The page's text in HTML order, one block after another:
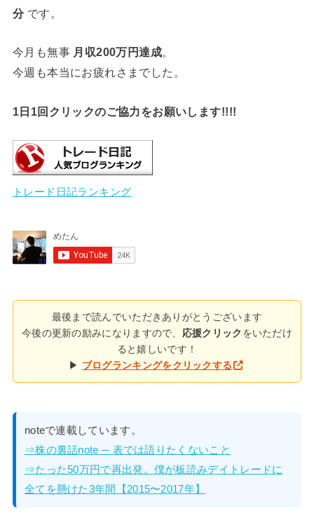
分です。
今月も無事 月収200万円達成。
今週も本当にお疲れさまでした。
1日1回クリックのご協力をお願いします!!!!
トレード日記ランキング
最後まで読んでいただきありがとうございます
今後の更新の励みになりますので、 応援クリック をいただけ
ると嬉しいです！
▶ ブログランキングをクリックする
noteで連載しています。
⇒株の裏話note ─ 表では語りたくないこと
⇒たった50万円で再出発。僕が板読みデイトレードに
全てを懸けた3年間【2015〜2017年】